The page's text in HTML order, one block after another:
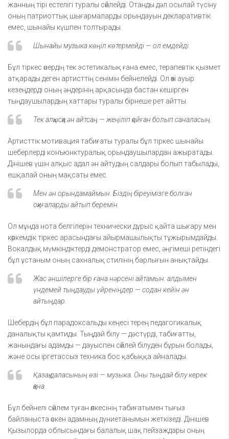
жанның тірі естелігі туралы сөйлейді. Отанды дәл осылай түсіну
оның патриоттық шығармаларды орындауын декларативтік
емес, шынайы күшпен толтырады.
Шынайы музыка көңіл көтермейді — ол емдейді.
Бұл тіркес өнердің тек эстетикалық ғана емес, терапевтік қызмет
атқарады деген артисттің сенімін бейнелейді. Ол өзі ауыр
кезеңдерді оның әндерінің арқасында бастан кешірген
тыңдаушылардың хаттары туралы бірнеше рет айтты.
Тек алқысқа ән айтсаң — жеңіліп қойған болып саналасың.
Артисттік мотивация табиғаты туралы бұл тіркес шынайы
шеберлерді конъюнктуралық орындаушылардан ажыратады.
Дінішев үшін алқыс адал ән айтудың салдары болып табылады,
ешқалай оның мақсаты емес.
Мен ән орындамаймын. Біздің біреуімізге болған
оқиғаларды айтып беремін.
Ол мұнда нота белгілерін технически дұрыс қайта шығару мен
көркемдік тіркес арасындағы айырмашылықты тұжырымдайды.
Вокалдық мүмкіндіктерді демонстратор емес, әңгімеші ретіндегі
бұл ұстаным оның сахналық стилінің барлығын анықтайды.
Жас әншілерге бір ғана нәрсені айтамын: алдымен
үндемей тыңдауды үйреніңдер — содан кейін ән
айтыңдар.
Шебердің бұл парадоксальды кеңесі терең педагогикалық
даналықты қамтиды. Тыңдай білу — дәстүрді, табиғатты,
жанындағы адамды — дауыспен сөйлей білуден бұрын болады,
және осы іргетассыз техника бос қабыққа айналады.
Қазақ даласының өзі — музыка. Оны тыңдай білу керек
қана.
Бұл бейнелі сөйлем туған өлкесінің табиғатымен тығыз
байланыста өскен адамның дүниетанымын жеткізеді. Дінішев
Қызылорда облысындағы балалық шақ пейзаждары оның